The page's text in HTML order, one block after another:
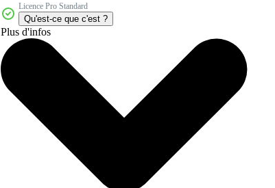
Licence Pro Standard
Qu'est-ce que c'est ?
Plus d'infos